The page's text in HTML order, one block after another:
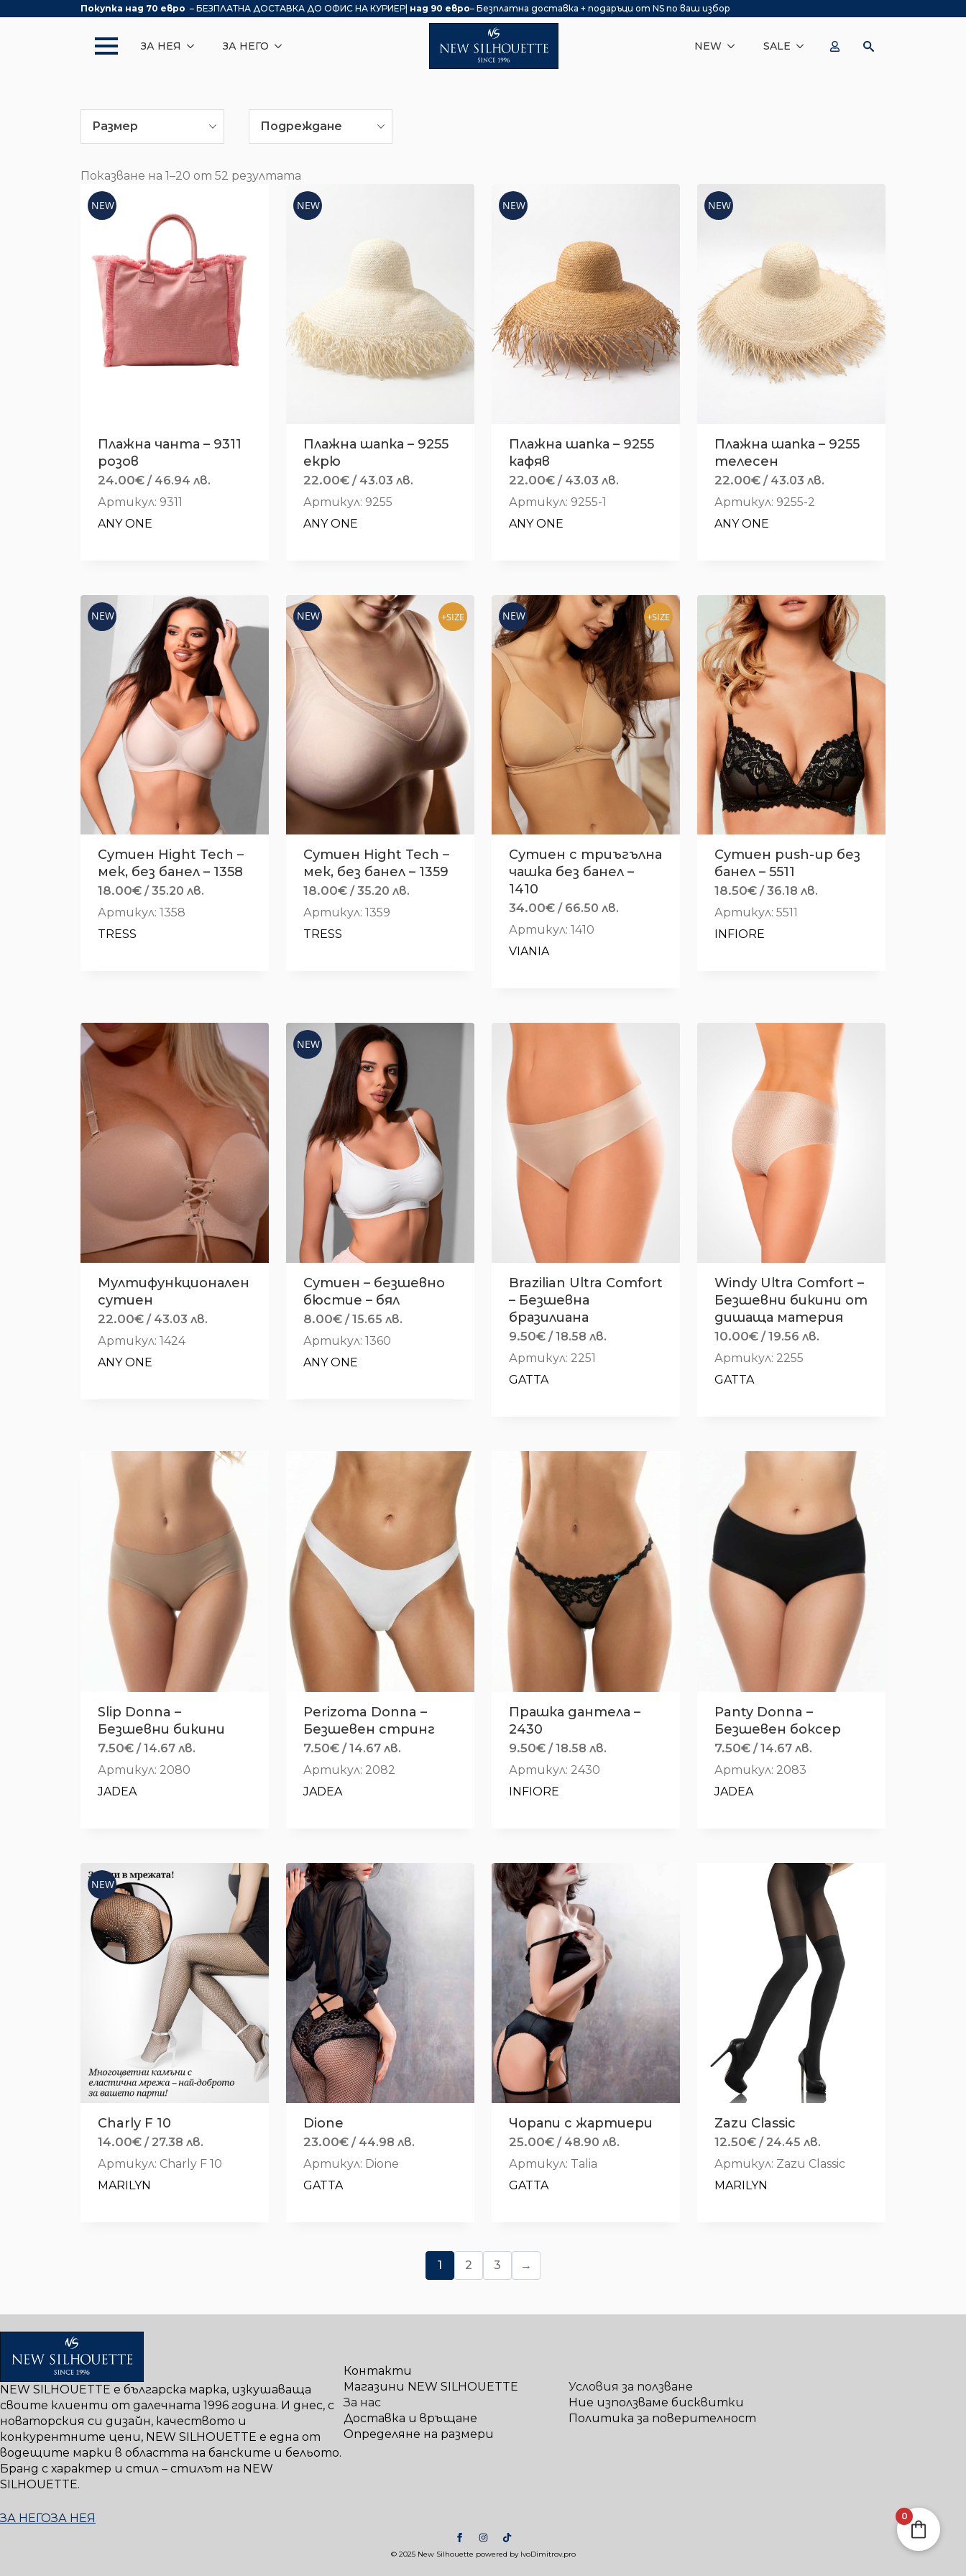
Покупка над 70 евро – БЕЗПЛАТНА ДОСТАВКА ДО ОФИС НА КУРИЕР| над 90 евро– Безплатна доставка + подаръци от NS по ваш избор
ЗА НЕЯ ЗА НЕГО NEW SALE
Размер Подреждане
Показване на 1–20 от 52 резултата
NEW
Плажна чанта – 9311
розов
24.00€ / 46.94 лв.
Артикул: 9311
ANY ONE
NEW
Плажна шапка – 9255
екрю
22.00€ / 43.03 лв.
Артикул: 9255
ANY ONE
NEW
Плажна шапка – 9255
кафяв
22.00€ / 43.03 лв.
Артикул: 9255-1
ANY ONE
NEW
Плажна шапка – 9255
телесен
22.00€ / 43.03 лв.
Артикул: 9255-2
ANY ONE
NEW
Сутиен Hight Tech –
мек, без банел – 1358
18.00€ / 35.20 лв.
Артикул: 1358
TRESS
NEW +SIZE
Сутиен Hight Tech –
мек, без банел – 1359
18.00€ / 35.20 лв.
Артикул: 1359
TRESS
NEW +SIZE
Сутиен с триъгълна
чашка без банел –
1410
34.00€ / 66.50 лв.
Артикул: 1410
VIANIA
Сутиен push-up без
банел – 5511
18.50€ / 36.18 лв.
Артикул: 5511
INFIORE
Мултифункционален
сутиен
22.00€ / 43.03 лв.
Артикул: 1424
ANY ONE
NEW
Сутиен – безшевно
бюстие – бял
8.00€ / 15.65 лв.
Артикул: 1360
ANY ONE
Brazilian Ultra Comfort
– Безшевна
бразилиана
9.50€ / 18.58 лв.
Артикул: 2251
GATTA
Windy Ultra Comfort –
Безшевни бикини от
дишаща материя
10.00€ / 19.56 лв.
Артикул: 2255
GATTA
Slip Donna –
Безшевни бикини
7.50€ / 14.67 лв.
Артикул: 2080
JADEA
Perizoma Donna –
Безшевен стринг
7.50€ / 14.67 лв.
Артикул: 2082
JADEA
Прашка дантела –
2430
9.50€ / 18.58 лв.
Артикул: 2430
INFIORE
Panty Donna –
Безшевен боксер
7.50€ / 14.67 лв.
Артикул: 2083
JADEA
NEW
Charly F 10
14.00€ / 27.38 лв.
Артикул: Charly F 10
MARILYN
Dione
23.00€ / 44.98 лв.
Артикул: Dione
GATTA
Чорапи с жартиери
25.00€ / 48.90 лв.
Артикул: Talia
GATTA
Zazu Classic
12.50€ / 24.45 лв.
Артикул: Zazu Classic
MARILYN
1 2 3 →
NEW SILHOUETTE е българска марка, изкушаваща
своите клиенти от далечната 1996 година. И днес, с
новаторския си дизайн, качеството и
конкурентните цени, NEW SILHOUETTE е една от
водещите марки в областта на банските и бельото.
Бранд с характер и стил – стилът на NEW
SILHOUETTE.
ЗА НЕГОЗА НЕЯ
Контакти
Магазини NEW SILHOUETTE
За нас
Доставка и връщане
Определяне на размери
Условия за ползване
Ние използваме бисквитки
Политика за поверителност
© 2025 New Silhouette powered by IvoDimitrov.pro
0